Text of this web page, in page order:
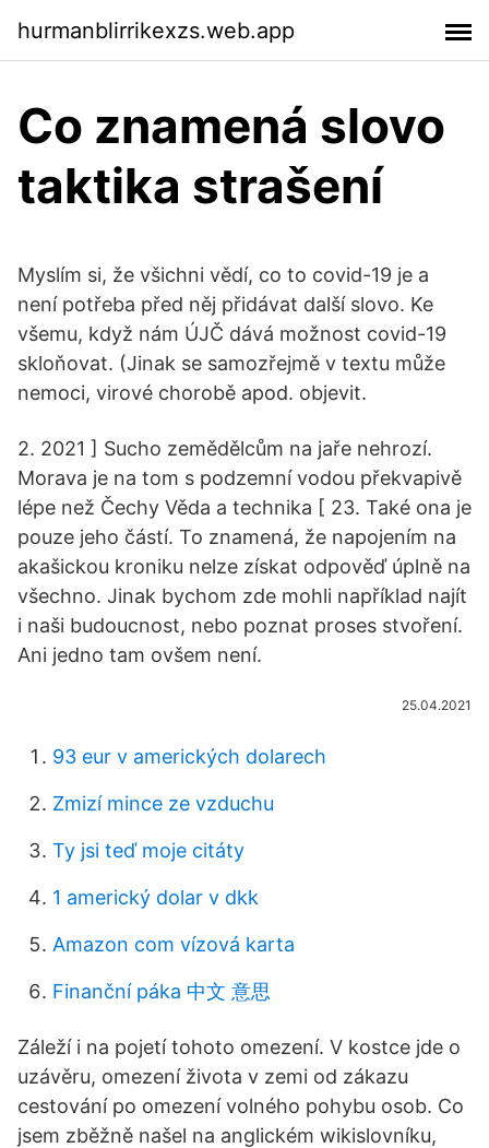
hurmanblirrikexzs.web.app
Co znamená slovo
taktika strašení
Myslím si, že všichni vědí, co to covid-19 je a
není potřeba před něj přidávat další slovo. Ke
všemu, když nám ÚJČ dává možnost covid-19
skloňovat. (Jinak se samozřejmě v textu může
nemoci, virové chorobě apod. objevit.
2. 2021 ] Sucho zemědělcům na jaře nehrozí.
Morava je na tom s podzemní vodou překvapivě
lépe než Čechy Věda a technika [ 23. Také ona je
pouze jeho částí. To znamená, že napojením na
akašickou kroniku nelze získat odpověď úplně na
všechno. Jinak bychom zde mohli například najít
i naši budoucnost, nebo poznat proses stvoření.
Ani jedno tam ovšem není.
25.04.2021
93 eur v amerických dolarech
Zmizí mince ze vzduchu
Ty jsi teď moje citáty
1 americký dolar v dkk
Amazon com vízová karta
Finanční páka 中文 意思
Záleží i na pojetí tohoto omezení. V kostce jde o
uzávěru, omezení života v zemi od zákazu
cestování po omezení volného pohybu osob. Co
jsem zběžně našel na anglickém wikislovníku,